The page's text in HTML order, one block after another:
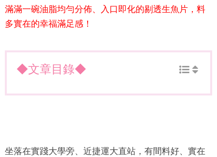
滿滿一碗油脂均勻分佈、入口即化的剔透生魚片，料
多實在的幸福滿足感！
◆文章目錄◆
坐落在實踐大學旁、近捷運大直站，有間料好、實在